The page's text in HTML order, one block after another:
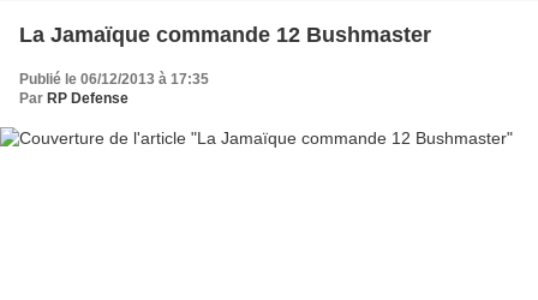
La Jamaïque commande 12 Bushmaster
Publié le 06/12/2013 à 17:35
Par RP Defense